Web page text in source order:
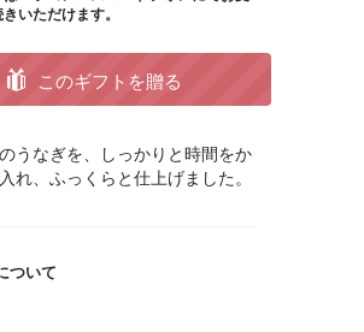
いただけます。
このギフトを贈る
うなぎを、しっかりと時間をか
れ、ふっくらと仕上げました。
ついて